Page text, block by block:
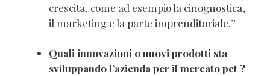
crescita, come ad esempio la cinognostica,
il marketing e la parte imprenditoriale.”
Quali innovazioni o nuovi prodotti sta
sviluppando l’azienda per il mercato pet ?